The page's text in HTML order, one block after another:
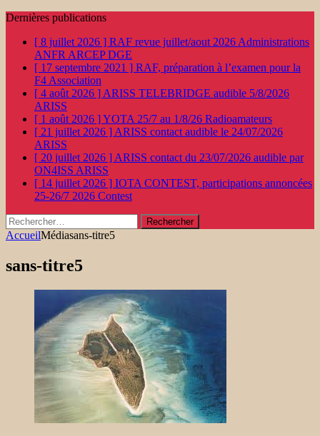
Dernières publications
[ 8 juillet 2026 ] RAF revue juillet/aout 2026 Administrations
ANFR ARCEP DGE
[ 17 septembre 2021 ] RAF, préparation à l’examen pour la
F4 Association
[ 4 août 2026 ] ARISS TELEBRIDGE audible 5/8/2026
ARISS
[ 1 août 2026 ]YOTA 25/7 au 1/8/26 Radioamateurs
[ 21 juillet 2026 ] ARISS contact audible le 24/07/2026
ARISS
[ 20 juillet 2026 ] ARISS contact du 23/07/2026 audible par
ON4ISS ARISS
[ 14 juillet 2026 ] IOTA CONTEST, participations annoncées
25-26/7 2026 Contest
Rechercher :
AccueilMédiasans-titre5
sans-titre5